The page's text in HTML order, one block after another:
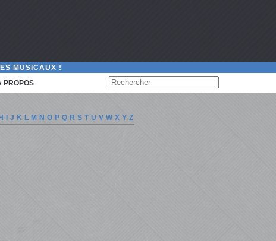
MUSICAUX !
PROPOS
I J K L M N O P Q R S T U V W X Y Z